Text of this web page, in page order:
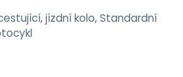
jízdní kolo, Standardní